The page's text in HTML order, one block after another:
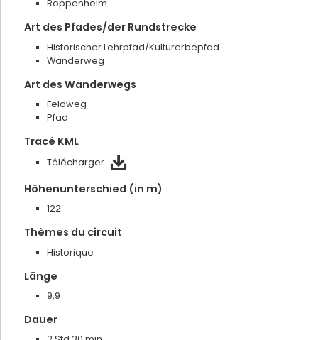
Töpferei Siegfried-Burger et Fils
Roppenheim
Art des Pfades/der Rundstrecke
Historischer Lehrpfad/Kulturerbepfad
Wanderweg
Art des Wanderwegs
Feldweg
Pfad
Tracé KML
Télécharger
Höhenunterschied (in m)
122
Thèmes du circuit
Historique
Länge
9,9
Dauer